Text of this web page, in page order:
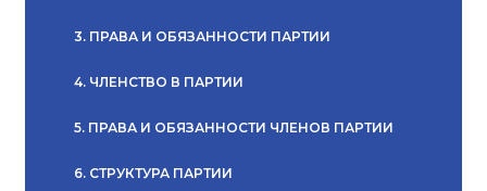
3. ПРАВА И ОБЯЗАННОСТИ ПАРТИИ
4. ЧЛЕНСТВО В ПАРТИИ
5. ПРАВА И ОБЯЗАННОСТИ ЧЛЕНОВ ПАРТИИ
6. СТРУКТУРА ПАРТИИ